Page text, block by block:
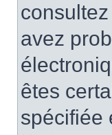
avez
êtes
spécifiée